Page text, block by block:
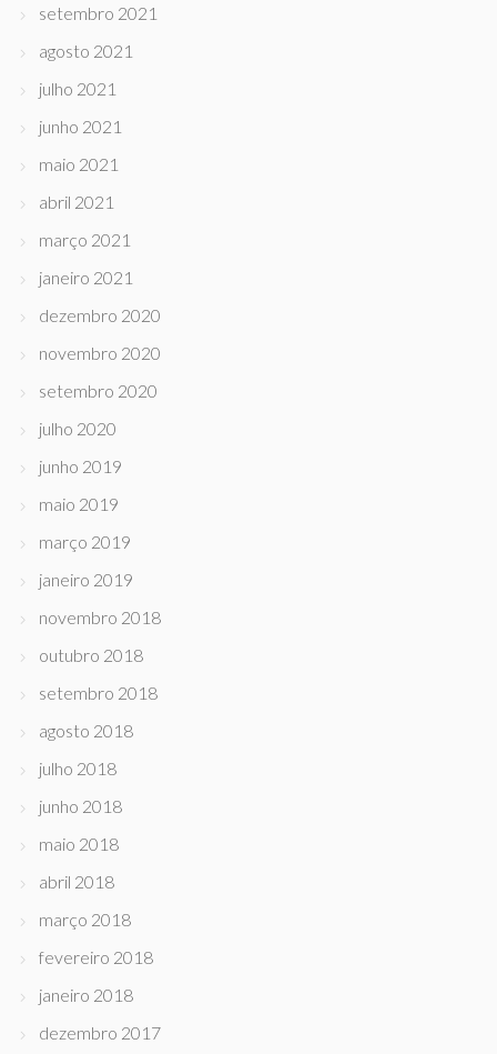
setembro 2021
agosto 2021
julho 2021
junho 2021
maio 2021
abril 2021
março 2021
janeiro 2021
dezembro 2020
novembro 2020
setembro 2020
julho 2020
junho 2019
maio 2019
março 2019
janeiro 2019
novembro 2018
outubro 2018
setembro 2018
agosto 2018
julho 2018
junho 2018
maio 2018
abril 2018
março 2018
fevereiro 2018
janeiro 2018
dezembro 2017